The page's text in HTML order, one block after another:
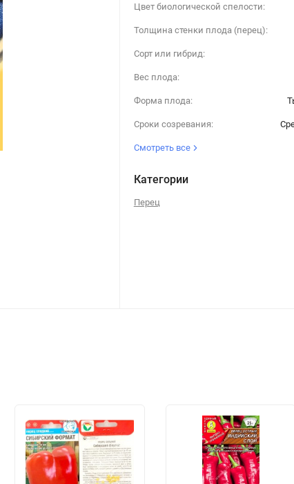
Цвет биологической спелости:
Толщина стенки плода (перец):
Сорт или гибрид:
Вес плода:
Форма плода:
Сроки созревания:
Смотреть все
Категории
Перец